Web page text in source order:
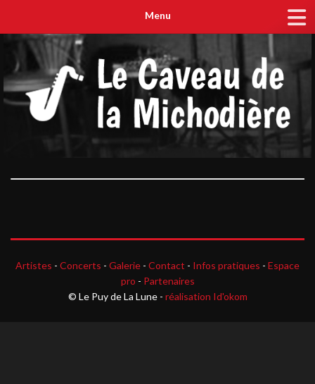
Menu
Artistes - Concerts - Galerie - Contact - Infos pratiques - Espace
pro - Partenaires
© Le Puy de La Lune - réalisation Id'okom